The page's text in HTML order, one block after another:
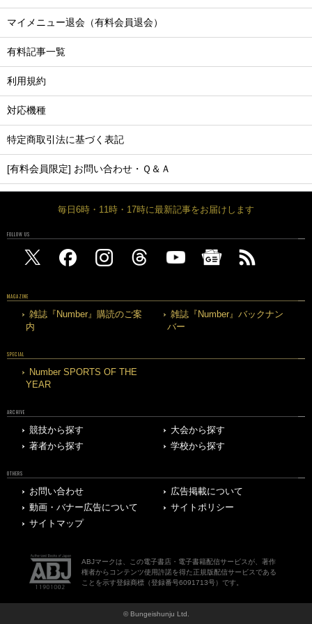
マイメニュー退会（有料会員退会）
有料記事一覧
利用規約
対応機種
特定商取引法に基づく表記
[有料会員限定] お問い合わせ・Ｑ＆Ａ
毎日6時・11時・17時に最新記事をお届けします
FOLLOW US
MAGAZINE
雑誌『Number』購読のご案
内
雑誌『Number』バックナン
バー
SPECIAL
Number SPORTS OF THE
YEAR
ARCHIVE
競技から探す
大会から探す
著者から探す
学校から探す
OTHERS
お問い合わせ
広告掲載について
動画・バナー広告について
サイトポリシー
サイトマップ
ABJマークは、この電子書店・電子書籍配信サービスが、著作
権者からコンテンツ使用許諾を得た正規版配信サービスである
ことを示す登録商標（登録番号6091713号）です。
© Bungeishunju Ltd.